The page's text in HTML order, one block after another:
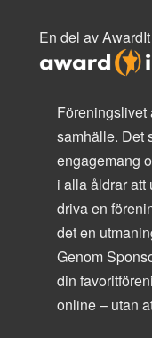
En del av AwardIt
Föreningslivet
samhälle. Det
engagemang
i alla åldrar att
driva en
det en
Genom
din
online – utan